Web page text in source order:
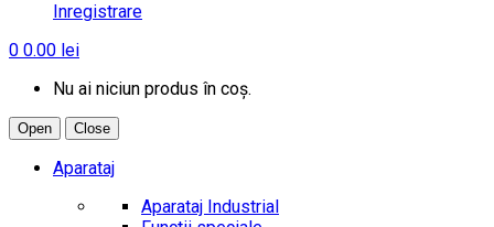
Inregistrare
0 0.00 lei
Nu ai niciun produs în coș.
Open Close
Aparataj
Aparataj Industrial